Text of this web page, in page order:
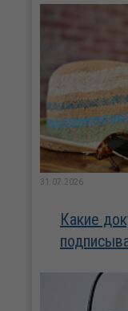
31.07.2026
Какие